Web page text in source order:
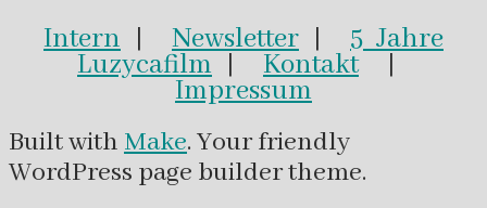
Intern | Newsletter | 5 Jahre
Luzycafilm | Kontakt|
Impressum
Built withMake. Your friendly
WordPress page builder theme.